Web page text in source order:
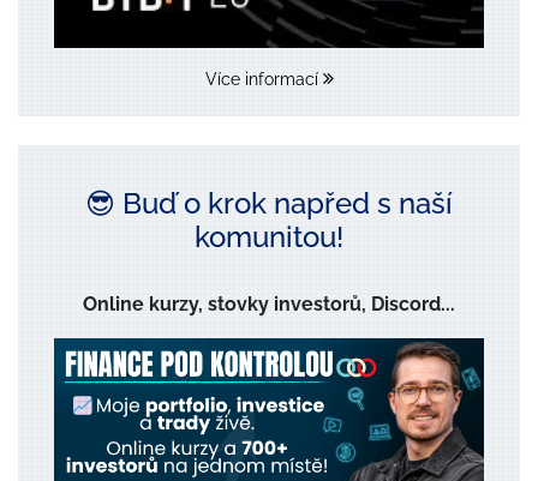
Více informací
😎 Buď o krok napřed s naší
komunitou!
Online kurzy, stovky investorů, Discord...